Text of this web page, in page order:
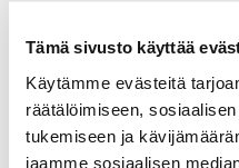
Tämä sivusto käyttää
Käytämme evästeitä
räätälöimiseen,
tukemiseen ja
jaamme sosiaalisen
Lähtöhinta:70 €
Johtava huuto:
Kaivopihan Pantti
11.8.2026 19:25:30